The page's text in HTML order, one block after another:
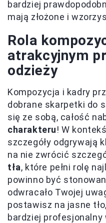
bardziej
mają złożone i
Rola
atrakcyjnym
odzieży
Kompozycja i kadry
dobrane skarpetki do
się ze sobą, całość
charakteru! W
szczegóły odgrywają
na nie zwrócić
tła, które pełni rolę
powinno być
odwracało Twojej
postawisz na jasne
bardziej profesjonalny